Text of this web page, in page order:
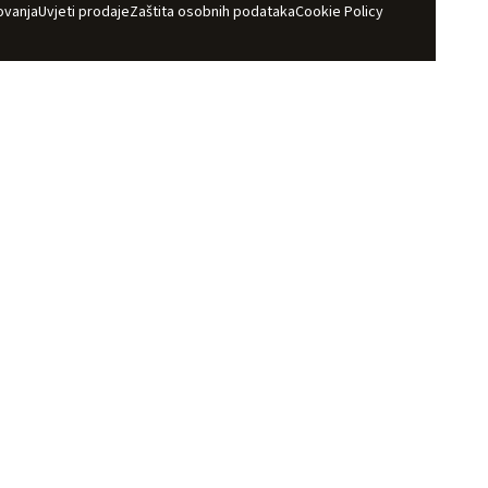
Uvjeti prodajeZaštita osobnih podatakaCookie Policy